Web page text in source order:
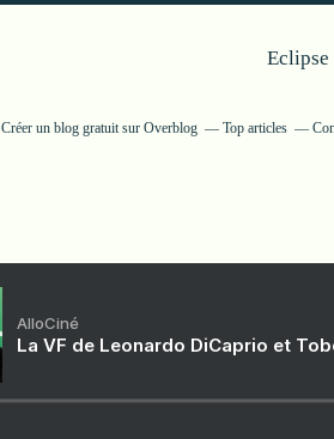
Créer un blog gratuit sur Overblog Top articles
AlloCiné
La VF de Leonardo DiCaprio et